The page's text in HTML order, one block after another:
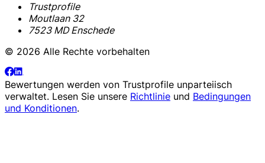
Trustprofile
Moutlaan 32
7523 MD Enschede
© 2026 Alle Rechte vorbehalten
Bewertungen werden von Trustprofile unparteiisch
verwaltet. Lesen Sie unsere Richtlinie und Bedingungen
und Konditionen.